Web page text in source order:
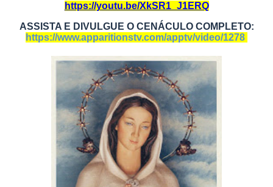
https://youtu.be/XkSR1_J1ERQ
ASSISTA E DIVULGUE O CENÁCULO COMPLETO:
https://www.apparitionstv.com/apptv/video/1278